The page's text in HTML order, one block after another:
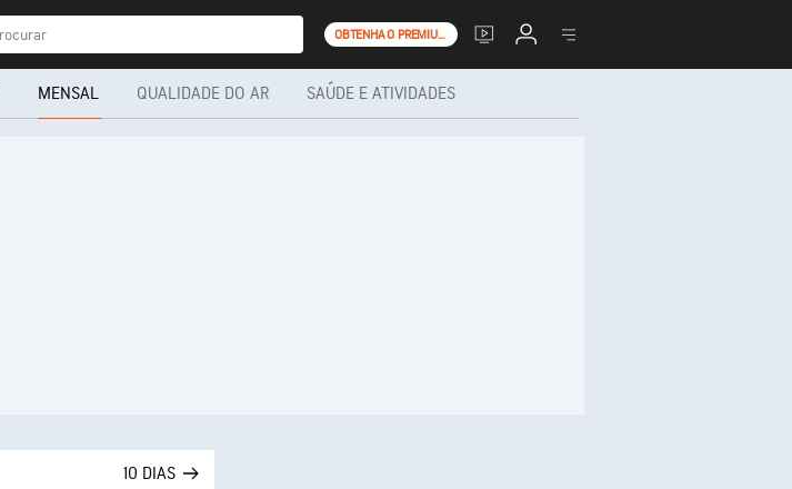
OBTENHA O PREMIUM+
MENSAL QUALIDADE DO AR SAÚDE E ATIVIDADES
10 DIAS